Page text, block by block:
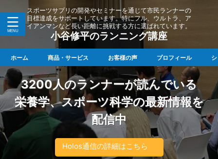
スポーツサプリの開発やセミナーを通じて市民ランナーの
目標達成をサポートしています。特にフル、ウルトラ、ア
イアンマンなど長い距離に挑戦する方に選ばれています。
小谷修平のランニング講座
ホーム 商品・サービス お客様の声 プロフィール
3200人のランナーが読んでいる
栄養学、スポーツ科学の最新情報を
配信中
Holos通信の詳細はこちら